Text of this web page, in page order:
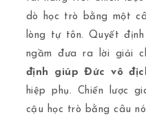
dò học trò bằng một
lòng tự tôn. Quyết
ngầm đưa ra lời giải
định giúp Đức vô
hiệp phụ. Chiến lược
cậu học trò bằng câu